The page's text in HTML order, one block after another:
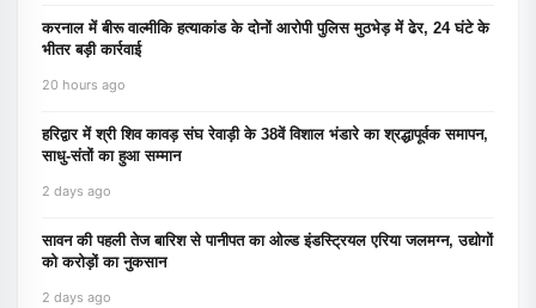
करनाल में बीरू वाल्मीकि हत्याकांड के दोनों आरोपी पुलिस मुठभेड़ में ढेर, 24 घंटे के
भीतर बड़ी कार्रवाई
20 hours ago
हरिद्वार में श्री शिव कावड़ संघ रेवाड़ी के 38वें विशाल भंडारे का श्रद्धापूर्वक समापन,
साधु-संतों का हुआ सम्मान
2 days ago
सावन की पहली तेज बारिश से पानीपत का ओल्ड इंडस्ट्रियल एरिया जलमग्न, उद्योगों
को करोड़ों का नुकसान
2 days ago